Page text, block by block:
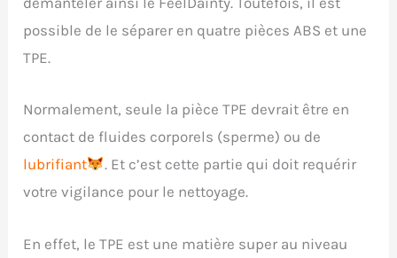
possible de le séparer en quatre pièces ABS et une
TPE.
Normalement, seule la pièce TPE devrait être en
contact de fluides corporels (sperme) ou de
lubrifiant
. Et c’est cette partie qui doit requérir
votre vigilance pour le nettoyage.
En effet, le TPE est une matière super au niveau